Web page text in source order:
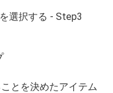
選択する - Step3
とを決めたアイテム